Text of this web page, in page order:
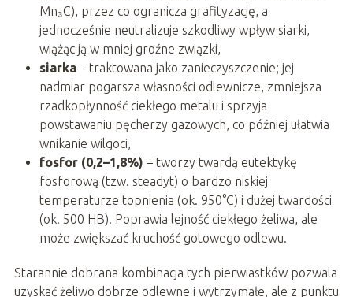
Mn₃C), przez co ogranicza grafityzację, a
jednocześnie neutralizuje szkodliwy wpływ siarki,
wiążąc ją w mniej groźne związki,
siarka– traktowana jako zanieczyszczenie; jej
nadmiar pogarsza własności odlewnicze, zmniejsza
rzadkopłynność ciekłego metalu i sprzyja
powstawaniu pęcherzy gazowych, co później ułatwia
wnikanie wilgoci,
fosfor (0,2–1,8%) – tworzy twardą eutektykę
fosforową (tzw. steadyt) o bardzo niskiej
temperaturze topnienia (ok. 950°C) i dużej twardości
(ok. 500 HB). Poprawia lejność ciekłego żeliwa, ale
może zwiększać kruchość gotowego odlewu.
Starannie dobrana kombinacja tych pierwiastków pozwala
uzyskać żeliwo dobrze odlewne i wytrzymałe, ale z punktu